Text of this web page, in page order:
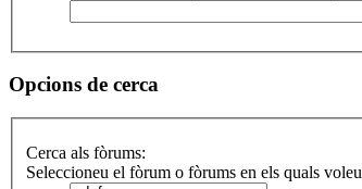
Opcions de cerca
Cerca als fòrums:
Seleccioneu el fòrum o fòrums en els quals